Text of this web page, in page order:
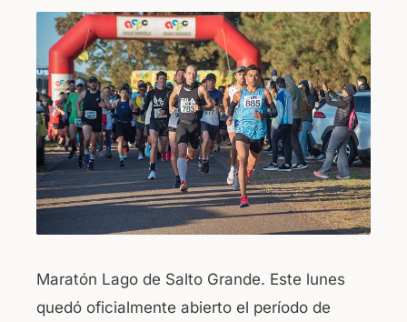
c
e
b
o
o
k
at
s
A
p
p
Maratón Lago de Salto Grande. Este lunes
quedó oficialmente abierto el período de